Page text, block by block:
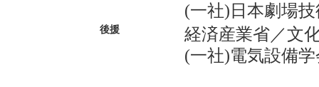
(一社)日本劇場
後援 経済産業省／文
(一社)電気設備